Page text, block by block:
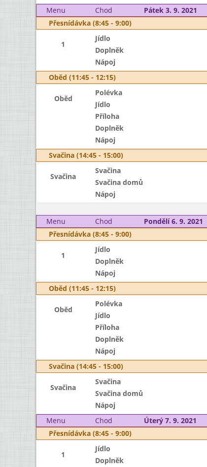
Menu
Chod Pátek 3. 9. 2021
Přesnídávka (8:45 - 9:00)
1
Jídlo
Doplněk
Nápoj
Oběd (11:45 - 12:15)
Oběd
Polévka
Jídlo
Příloha
Doplněk
Nápoj
Svačina (14:45 - 15:00)
Svačina
Svačina
Svačina domů
Nápoj
Menu
Chod Pondělí 6. 9. 2021
Přesnídávka (8:45 - 9:00)
1
Jídlo
Doplněk
Nápoj
Oběd (11:45 - 12:15)
Oběd
Polévka
Jídlo
Příloha
Doplněk
Nápoj
Svačina (14:45 - 15:00)
Svačina
Svačina
Svačina domů
Nápoj
Menu
Chod Úterý 7. 9. 2021
Přesnídávka (8:45 - 9:00)
1
Jídlo
Doplněk